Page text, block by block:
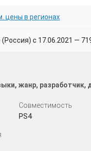
цены в регионах
с 17.06.2021 —
жанр, разработчик,
Совместимость
PS4